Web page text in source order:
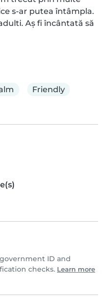
s-ar putea întâmpla.
Aș fi încântată să
Friendly
ID and
checks. Learn more